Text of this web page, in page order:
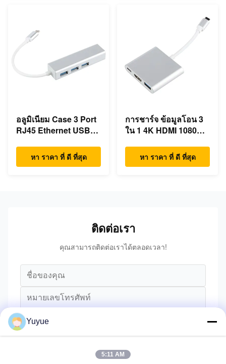
อลูมิเนียม Case 3 Port
RJ45 Ethernet USB
หา ราคา ที่ ดี ที่สุด
การชาร์จ ข้อมูลโอน 3
ใน 1 4K HDMI 1080P
หา ราคา ที่ ดี ที่สุด
ติดต่อเรา
คุณสามารถติดต่อเราได้ตลอดเวลา!
Yuyue
5:11 AM